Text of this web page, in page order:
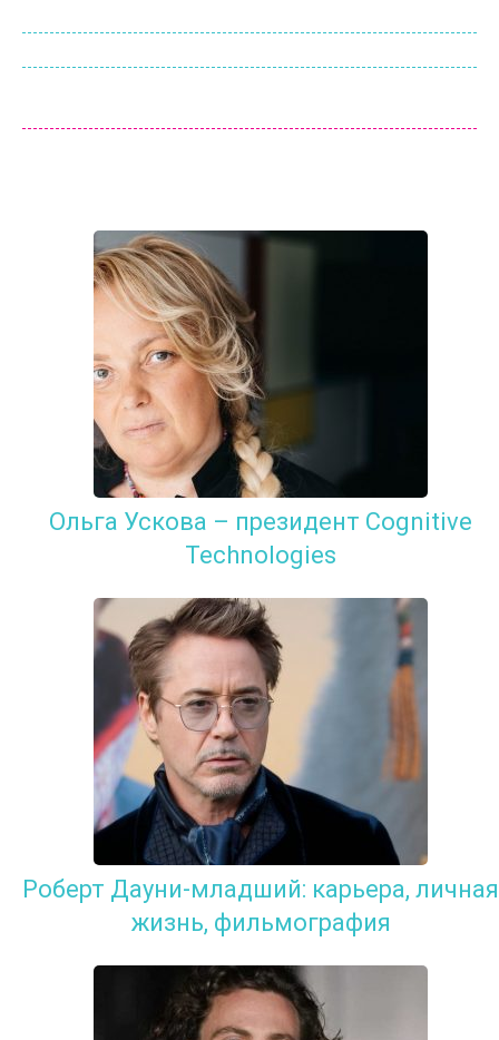
Ольга Ускова – президент Cognitive
Technologies
Роберт Дауни-младший: карьера, личная
жизнь, фильмография